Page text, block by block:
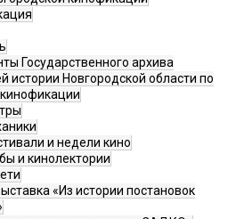
Государственного архива
истории Новгородской области по
и недели кино
и кинолектории
«Из истории постановок